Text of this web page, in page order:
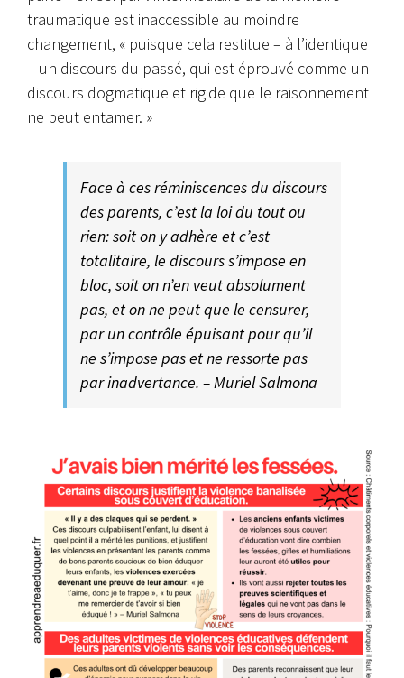
traumatique est inaccessible au moindre
changement, « puisque cela restitue – à l’identique
– un discours du passé, qui est éprouvé comme un
discours dogmatique et rigide que le raisonnement
ne peut entamer. »
Face à ces réminiscences du discours
des parents, c’est la loi du tout ou
rien: soit on y adhère et c’est
totalitaire, le discours s’impose en
bloc, soit on n’en veut absolument
pas, et on ne peut que le censurer,
par un contrôle épuisant pour qu’il
ne s’impose pas et ne ressorte pas
par inadvertance. – Muriel Salmona